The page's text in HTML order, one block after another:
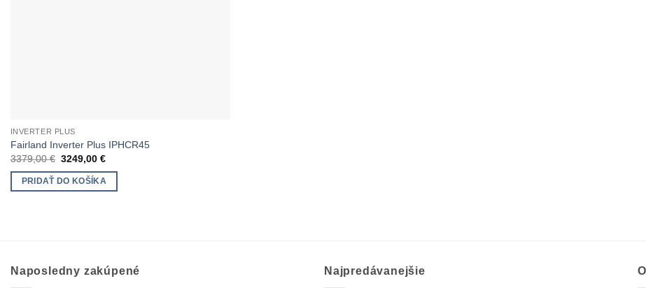
INVERTER PLUS
Fairland Inverter Plus IPHCR45
3379,00€ Pôvodná
bola:
3379,00 €.
3249,00€Aktuálna
3249,00 €.
PRIDAŤ DO KOŠÍKA
Naposledny zakúpené Najpredávanejšie